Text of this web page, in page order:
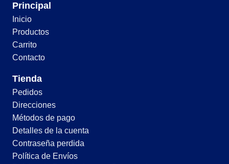
Principal
Inicio
Productos
Carrito
Contacto
Tienda
Pedidos
Direcciones
Métodos de pago
Detalles de la cuenta
Contraseña perdida
Política de Envíos